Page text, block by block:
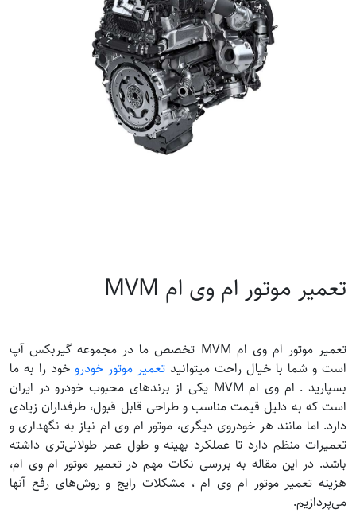
تعمیر موتور ام وی ام MVM
تعمیر موتور ام وی ام MVM تخصص ما در مجموعه گیربکس آپ
است و شما با خیال راحت میتوانید تعمیر موتور خودرو خود را به ما
بسپارید . ام وی ام MVM یکی از برندهای محبوب خودرو در ایران
است که به دلیل قیمت مناسب و طراحی قابل قبول، طرفداران زیادی
دارد. اما مانند هر خودروی دیگری، موتور ام وی ام نیاز به نگهداری و
تعمیرات منظم دارد تا عملکرد بهینه و طول عمر طولانی‌تری داشته
باشد. در این مقاله به بررسی نکات مهم در تعمیر موتور ام وی ام،
هزینه تعمیر موتور ام وی ام ، مشکلات رایج و روش‌های رفع آنها
می‌پردازیم.